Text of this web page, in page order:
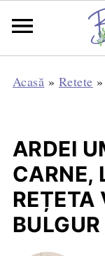
Acasă » Retete
ARDEI
CARNE,
REȚETA